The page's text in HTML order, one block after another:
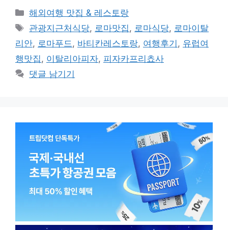
카
테
리
해외여행 맛집 & 레스토랑
태
그
관광지근처식당, 로마맛집, 로마식당, 로마이탈
리안, 로마푸드, 바티칸레스토랑, 여행후기 , 유럽여
행맛집, 이탈리아피자, 피자카프리쵸사
댓글 남기기